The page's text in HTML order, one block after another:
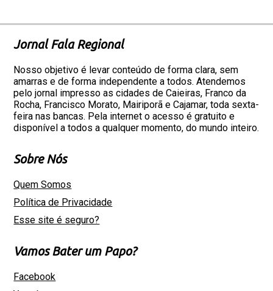
Jornal Fala Regional
Nosso objetivo é levar conteúdo de forma clara, sem
amarras e de forma independente a todos. Atendemos
pelo jornal impresso as cidades de Caieiras, Franco da
Rocha, Francisco Morato, Mairiporã e Cajamar, toda sexta-
feira nas bancas. Pela internet o acesso é gratuito e
disponível a todos a qualquer momento, do mundo inteiro.
Sobre Nós
Quem Somos
Política de Privacidade
Esse site é seguro?
Vamos Bater um Papo?
Facebook